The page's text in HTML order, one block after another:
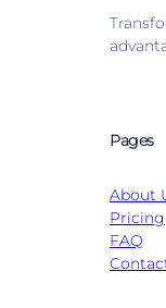
Pages
About
Pricing
FAQ